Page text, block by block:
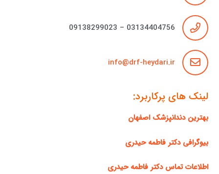
03134404756 – 09138299023
info@drf-heydari.ir
لینک های پرکاربرد:
بهترین دندانپزشک اصفهان
بیوگرافی دکتر فاطمه حیدری
اطلاعات تماس دکتر فاطمه حیدری